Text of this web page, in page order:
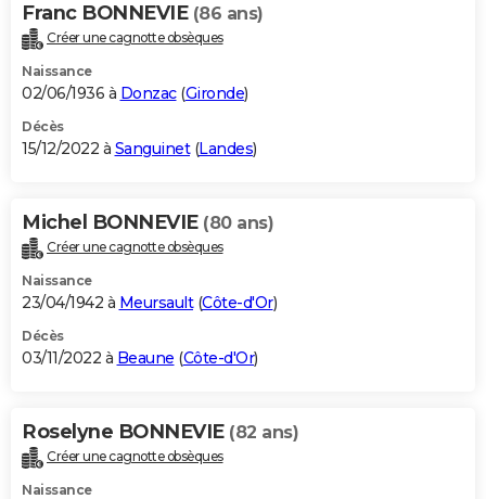
Franc BONNEVIE (86 ans)
Créer une cagnotte obsèques
Naissance
02/06/1936 à Donzac(Gironde)
Décès
15/12/2022 à Sanguinet(Landes)
Michel BONNEVIE (80 ans)
Créer une cagnotte obsèques
Naissance
23/04/1942 à Meursault(Côte-d'Or)
Décès
03/11/2022 à Beaune (Côte-d'Or)
Roselyne BONNEVIE (82 ans)
Créer une cagnotte obsèques
Naissance